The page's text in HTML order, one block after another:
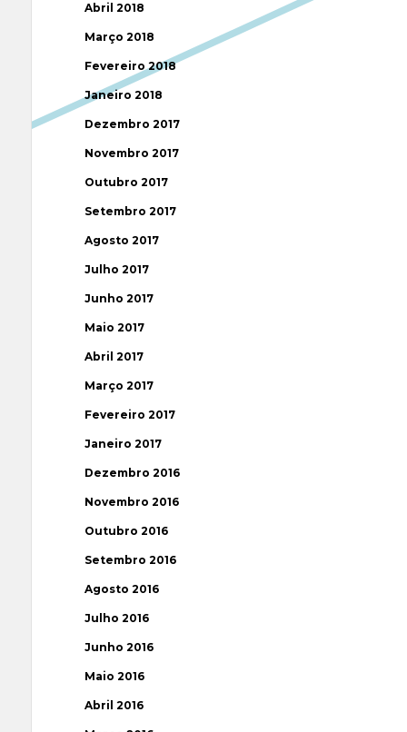
Abril 2018
Março 2018
Fevereiro 2018
Janeiro 2018
Dezembro 2017
Novembro 2017
Outubro 2017
Setembro 2017
Agosto 2017
Julho 2017
Junho 2017
Maio 2017
Abril 2017
Março 2017
Fevereiro 2017
Janeiro 2017
Dezembro 2016
Novembro 2016
Outubro 2016
Setembro 2016
Agosto 2016
Julho 2016
Junho 2016
Maio 2016
Abril 2016